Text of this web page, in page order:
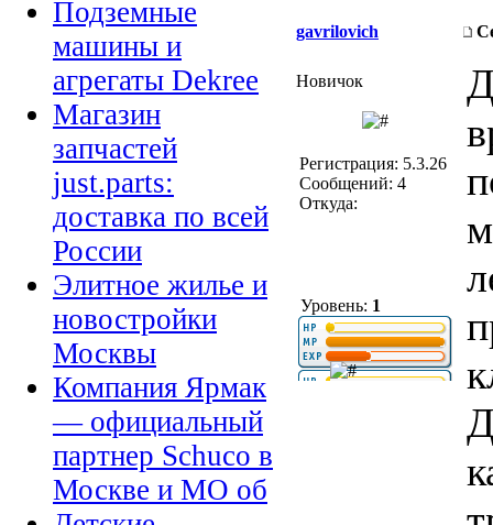
Подземные
машины и
агрегаты Dekree
Магазин
запчастей
just.parts:
доставка по всей
России
Элитное жилье и
новостройки
Москвы
Компания Ярмак
— официальный
партнер Schuco в
Москве и МО об
gavrilovich
Новичок
Регистрация: 5.3.26
Сообщений: 4
Откуда:
Уровень: 1